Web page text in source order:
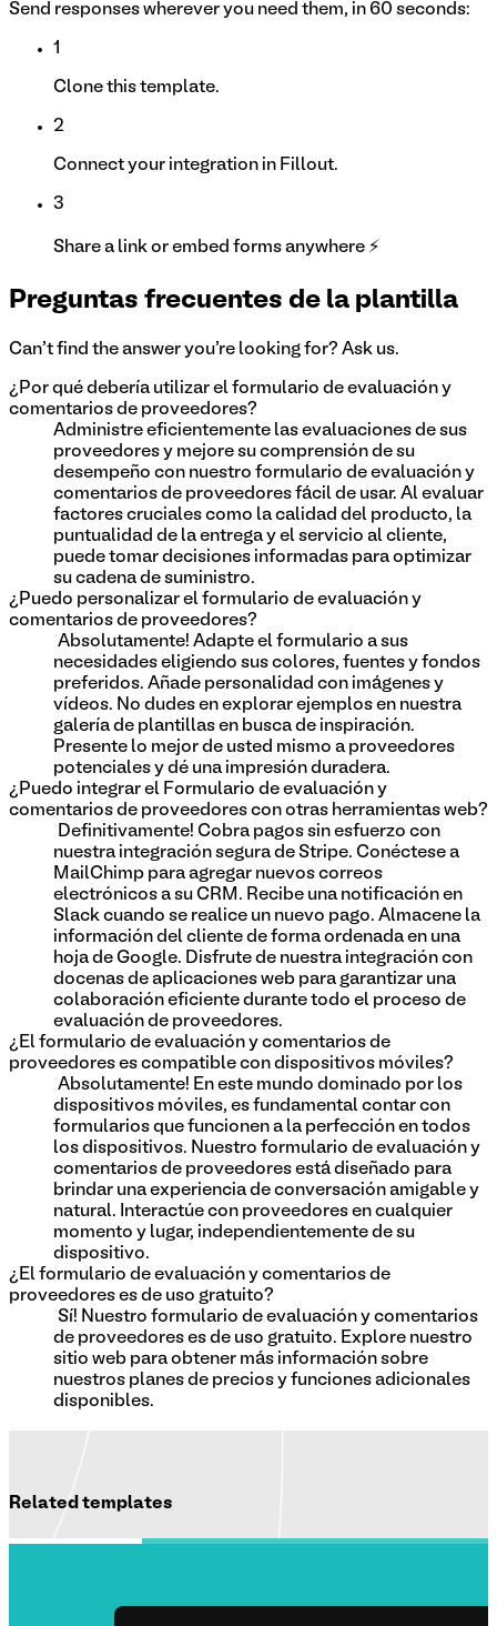
Send responses wherever you need them, in 60 seconds:
1
Clone this template.
2
Connect your integration in Fillout.
3
Share a link or embed forms anywhere ⚡
Preguntas frecuentes de la plantilla
Can't find the answer you're looking for? Ask us.
¿Por qué debería utilizar el formulario de evaluación y
comentarios de proveedores?
Administre eficientemente las evaluaciones de sus
proveedores y mejore su comprensión de su
desempeño con nuestro formulario de evaluación y
comentarios de proveedores fácil de usar. Al evaluar
factores cruciales como la calidad del producto, la
puntualidad de la entrega y el servicio al cliente,
puede tomar decisiones informadas para optimizar
su cadena de suministro.
¿Puedo personalizar el formulario de evaluación y
comentarios de proveedores?
¡Absolutamente! Adapte el formulario a sus
necesidades eligiendo sus colores, fuentes y fondos
preferidos. Añade personalidad con imágenes y
vídeos. No dudes en explorar ejemplos en nuestra
galería de plantillas en busca de inspiración.
Presente lo mejor de usted mismo a proveedores
potenciales y dé una impresión duradera.
¿Puedo integrar el Formulario de evaluación y
comentarios de proveedores con otras herramientas web?
¡Definitivamente! Cobra pagos sin esfuerzo con
nuestra integración segura de Stripe. Conéctese a
MailChimp para agregar nuevos correos
electrónicos a su CRM. Recibe una notificación en
Slack cuando se realice un nuevo pago. Almacene la
información del cliente de forma ordenada en una
hoja de Google. Disfrute de nuestra integración con
docenas de aplicaciones web para garantizar una
colaboración eficiente durante todo el proceso de
evaluación de proveedores.
¿El formulario de evaluación y comentarios de
proveedores es compatible con dispositivos móviles?
¡Absolutamente! En este mundo dominado por los
dispositivos móviles, es fundamental contar con
formularios que funcionen a la perfección en todos
los dispositivos. Nuestro formulario de evaluación y
comentarios de proveedores está diseñado para
brindar una experiencia de conversación amigable y
natural. Interactúe con proveedores en cualquier
momento y lugar, independientemente de su
dispositivo.
¿El formulario de evaluación y comentarios de
proveedores es de uso gratuito?
¡Sí! Nuestro formulario de evaluación y comentarios
de proveedores es de uso gratuito. Explore nuestro
sitio web para obtener más información sobre
nuestros planes de precios y funciones adicionales
disponibles.
Related templates